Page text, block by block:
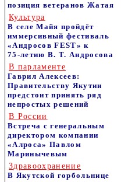
позиция ветеранов Жатая
Культура
В селе Майя пройдёт
иммерсивный фестиваль
«Андросов FEST» к
75‑летию В. Т. Андросова
В парламенте
Гаврил Алексеев:
Правительству Якутии
предстоит принять ряд
непростых решений
В России
Встреча с генеральным
директором компании
«Алроса» Павлом
Маринычевым
Здравоохранение
В Якутской горбольнице